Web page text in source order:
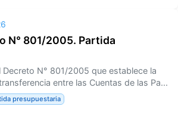
N° 801/2005. Partida
N° 801/2005 que establece la
entre las Cuentas de las Pa...
presupuestaria